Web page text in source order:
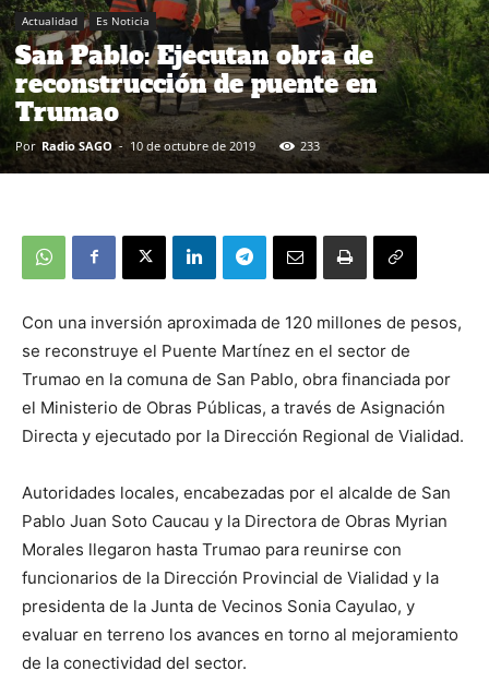
Actualidad Es Noticia
San Pablo: Ejecutan obra de
reconstrucción de puente en
Trumao
Por Radio SAGO - 10 de octubre de 2019 233
Con una inversión aproximada de 120 millones de pesos,
se reconstruye el Puente Martínez en el sector de
Trumao en la comuna de San Pablo, obra financiada por
el Ministerio de Obras Públicas, a través de Asignación
Directa y ejecutado por la Dirección Regional de Vialidad.
Autoridades locales, encabezadas por el alcalde de San
Pablo Juan Soto Caucau y la Directora de Obras Myrian
Morales llegaron hasta Trumao para reunirse con
funcionarios de la Dirección Provincial de Vialidad y la
presidenta de la Junta de Vecinos Sonia Cayulao, y
evaluar en terreno los avances en torno al mejoramiento
de la conectividad del sector.